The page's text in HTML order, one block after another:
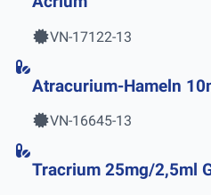
VN-17122-13
Atracurium-Hameln
VN-16645-13
Tracrium 25mg/2,5ml